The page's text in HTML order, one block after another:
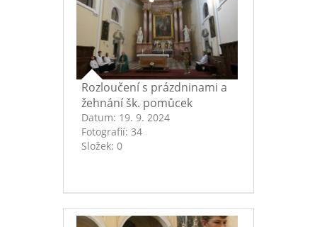
Rozloučení s prázdninami a
žehnání šk. pomůcek
Datum: 19. 9. 2024
Fotografií: 34
Složek: 0